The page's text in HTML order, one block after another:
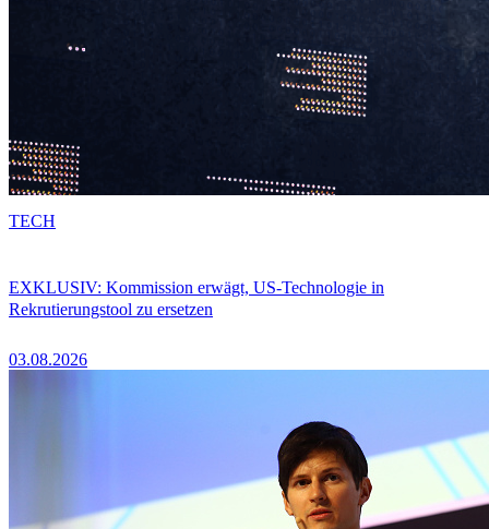
EXKLUSIV: Kommission erwägt, US-Technologie in
Rekrutierungstool zu ersetzen
03.08.2026
TECH